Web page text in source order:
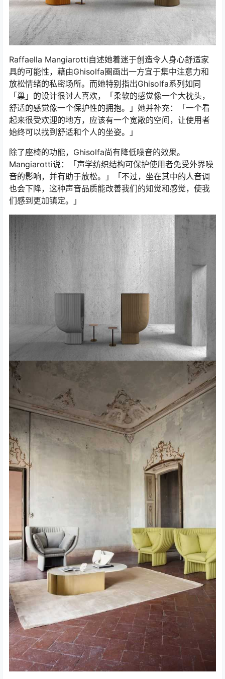
Raffaella Mangiarotti自述她着迷于创造令人身心舒适家
具的可能性，藉由Ghisolfa圈画出一方宜于集中注意力和
放松情绪的私密场所。而她特别指出Ghisolfa系列如同
「巢」的设计很讨人喜欢，「柔软的感觉像一个大枕头，
舒适的感觉像一个保护性的拥抱。」她并补充：「一个看
起来很受欢迎的地方，应该有一个宽敞的空间，让使用者
始终可以找到舒适和个人的坐姿。」
除了座椅的功能，Ghisolfa尚有降低噪音的效果。
Mangiarotti说：「声学纺织结构可保护使用者免受外界噪
音的影响，并有助于放松。」「不过，坐在其中的人音调
也会下降，这种声音品质能改善我们的知觉和感觉，使我
们感到更加镇定。」